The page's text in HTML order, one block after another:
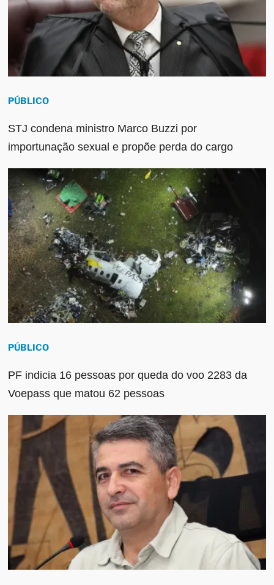
PÚBLICO
STJ condena ministro Marco Buzzi por
importunação sexual e propõe perda do cargo
PÚBLICO
PF indicia 16 pessoas por queda do voo 2283 da
Voepass que matou 62 pessoas